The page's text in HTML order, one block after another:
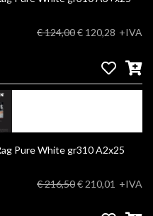
€ 124,00€ 120,28 +IVA
Pure White gr310 A2x25
€ 216,50€ 210,01 +IVA